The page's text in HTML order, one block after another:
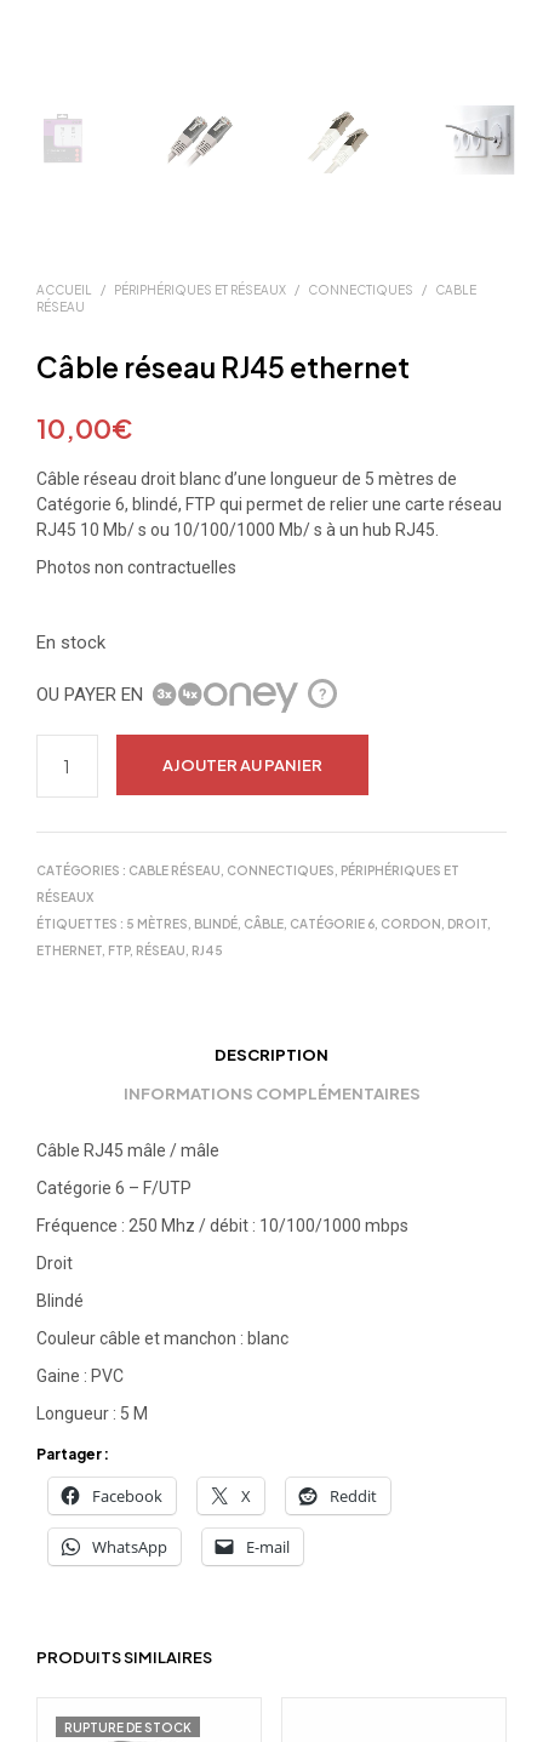
ACCUEIL / PÉRIPHÉRIQUES ET RÉSEAUX / CONNECTIQUES /
CABLE
RÉSEAU
Câble réseau RJ45 ethernet
10,00€
Câble réseau droit blanc d’une longueur de 5 mètres de
Catégorie 6, blindé, FTP qui permet de relier une carte réseau
RJ45 10 Mb/ s ou 10/100/1000 Mb/ s à un hub RJ45.
Photos non contractuelles
En stock
OU PAYER EN ?
AJOUTER AU PANIER
CATÉGORIES : CABLE RÉSEAU CONNECTIQUES PÉRIPHÉRIQUES ET
RÉSEAUX
ÉTIQUETTES : 5 MÈTRES BLINDÉ CÂBLE CATÉGORIE 6 CORDON DROIT
ETHERNET FTP, RÉSEAU RJ45
DESCRIPTION
INFORMATIONS COMPLÉMENTAIRES
Câble RJ45 mâle / mâle
Catégorie 6 – F/UTP
Fréquence : 250 Mhz / débit : 10/100/1000 mbps
Droit
Blindé
Couleur câble et manchon : blanc
Gaine : PVC
Longueur : 5 M
Partager :
Facebook X Reddit
WhatsApp E-mail
PRODUITS SIMILAIRES
RUPTURE DE STOCK